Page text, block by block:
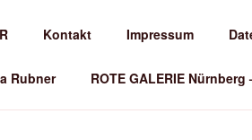
Kontakt Impressum
Rubner ROTE GALERIE Nürnberg